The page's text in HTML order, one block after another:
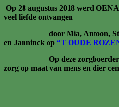
Op 28 augustus 2018 werd
veel liefde ontvangen
door Mia, Antoon, Steve,
en Janninck op “T OUDE
Op deze
zorg op maat van mens en dier